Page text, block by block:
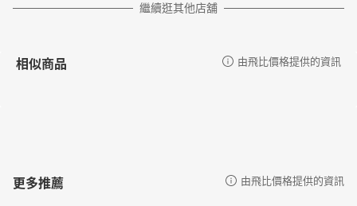
繼續逛其他店舖
相似商品 由飛比價格提供的資訊
更多推薦 由飛比價格提供的資訊